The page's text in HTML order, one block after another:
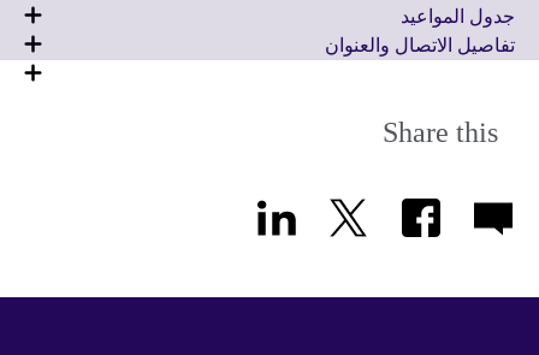
جدول المواعيد
تفاصيل الاتصال والعنوان
Share this